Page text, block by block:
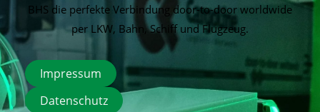
BHS die perfekte Verbindung door-to-door worldwide
per LKW, Bahn, Schiff und Flugzeug.
Impressum
Datenschutz